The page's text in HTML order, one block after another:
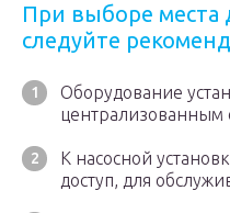
При выборе места
следуйте
Оборудование
централизованным
К насосной
доступ, для